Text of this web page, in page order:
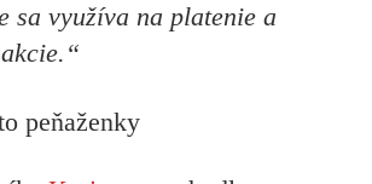
sa využíva na platenie a
peňaženky